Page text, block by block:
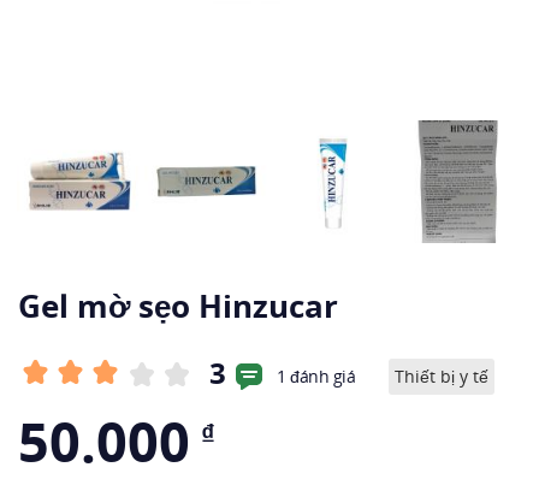
Gel mờ sẹo Hinzucar
3 1 đánh giá Thiết bị y tế
50.000 ₫